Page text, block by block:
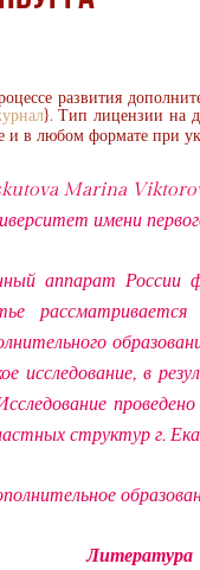
развития
}. Тип лицензии на
в любом формате при
Marina
имени
аппарат
исследование, в
структур г.
Литература